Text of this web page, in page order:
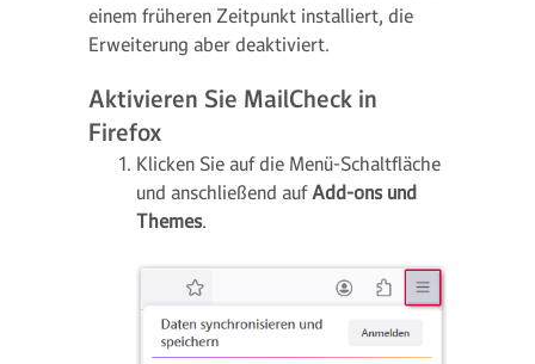
einem früheren Zeitpunkt installiert, die
Erweiterung aber deaktiviert.
Aktivieren Sie MailCheck in
Firefox
Klicken Sie auf die Menü-Schaltfläche
und anschließend aufAdd-ons und
Themes.